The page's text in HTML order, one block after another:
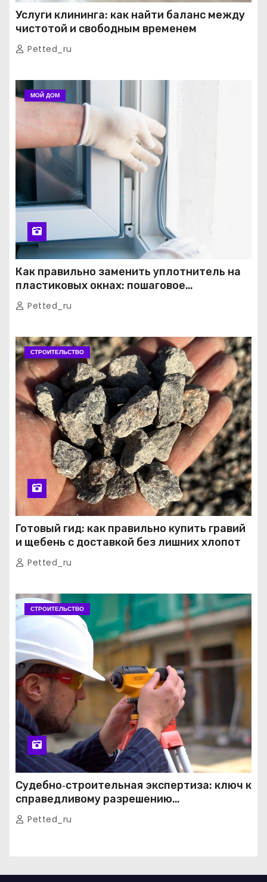
Услуги клининга: как найти баланс между
чистотой и свободным временем
Petted_ru
МОЙ ДОМ
Как правильно заменить уплотнитель на
пластиковых окнах: пошаговое
руководство от экспертов
Petted_ru
СТРОИТЕЛЬСТВО
Готовый гид: как правильно купить гравий
и щебень с доставкой без лишних хлопот
Petted_ru
СТРОИТЕЛЬСТВО
Судебно‑строительная экспертиза: ключ к
справедливому разрешению
строительных споров
Petted_ru